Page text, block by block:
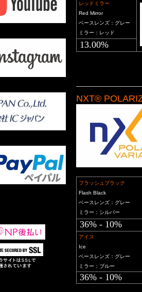
レッドミラー
Red Mirror
ベースレンズ：グレー
ミラー：レッド
13.00%
NXT®
フラッシュブラック
Flash Black
ベースレンズ：グレー
ミラー：シルバー
36% - 10%
アイス
Ice
ベースレンズ：グレー
ミラー：ブルー
36% - 10%